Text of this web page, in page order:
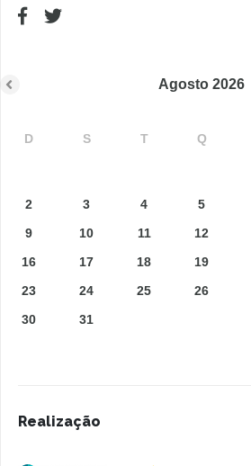
Agosto 2026
D S T Q
2
3 4 5
9
10 11 12
16
17 18 19
23
24 25 26
30
31
Realização